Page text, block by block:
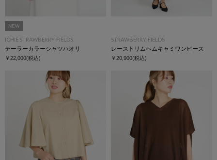
NEW
ICHIE STRAWBERRY-FIELDS
テーラーカラーシャツハオリ
￥22,000(税込)
STRAWBERRY-FIELDS
レーストリムヘムキャミワンピース
￥20,900(税込)